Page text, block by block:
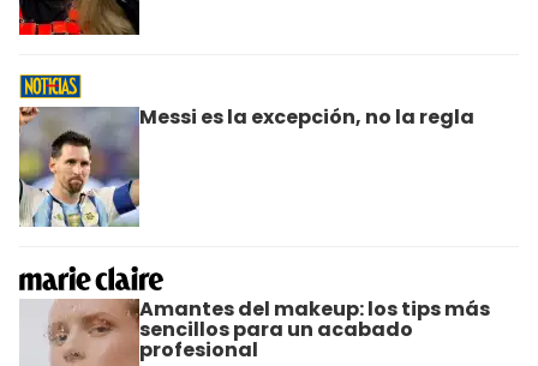
Messi es la excepción, no la regla
Amantes del makeup: los tips más
sencillos para un acabado
profesional